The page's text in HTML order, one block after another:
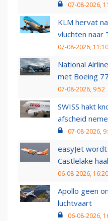
07-08-2026,
KLM hervat
vluchten naar
07-08-2026, 11:10
National
met Boeing
07-08-2026, 9:52
SWISS hakt
afscheid
07-08-2026,
easyJet
Castlelake
06-08-2026, 16:20
Apollo geen
luchtvaart
06-08-2026,